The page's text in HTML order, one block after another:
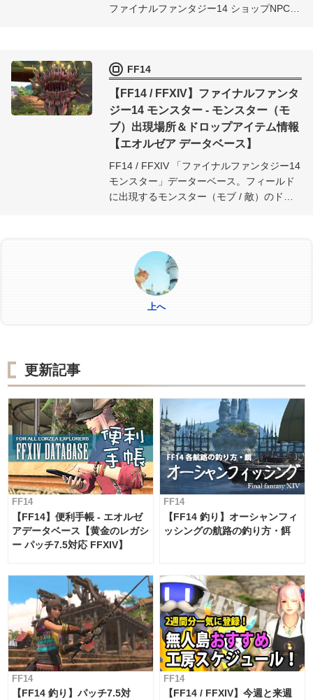
ファイナルファンタジー14 ショップNPCで
FF14
【FF14 / FFXIV】ファイナルファンタ
ジー14 モンスター - モンスター（モ
ブ）出現場所＆ドロップアイテム情報
【エオルゼア データベース】
FF14 / FFXIV 「ファイナルファンタジー14
モンスター」データーベース。フィールド
に出現するモンスター（モブ / 敵）のドロ
上へ
更新記事
FF14
【FF14】便利手帳 - エオルゼ
アデータベース【黄金のレガシ
ー パッチ7.5対応 FFXIV】
FF14
【FF14 釣り】オーシャンフィ
ッシングの航路の釣り方・餌
FF14
【FF14 釣り】パッチ7.5対
FF14
【FF14 / FFXIV】今週と来週